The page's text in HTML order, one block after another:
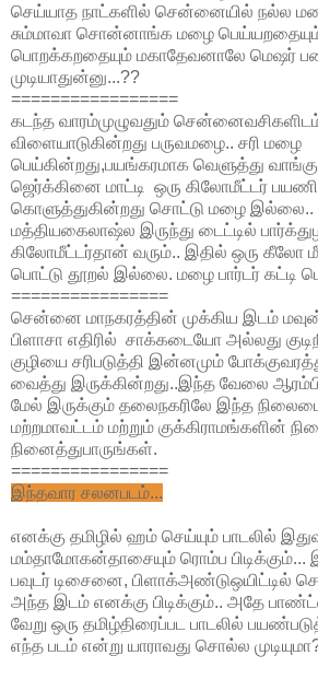
செய்யாத நாட்களில் சென்னையில் நல்ல
சும்மாவா சொன்னாங்க மழை
பொறக்கறதையும் மகாதேவனாலே மெஷர்
முடியாதுன்னு...??
=================
கடந்த வாரம்முழுவதும்
விளையாடுகின்றது பருவமழை.. சரி மழை
பெய்கின்றது,பயங்கரமாக வெளுத்து
ஜெர்க்கினை மாட்டி ஒரு கிலோமீட்டர்
கொளுத்துகின்றது சொட்டு மழை இல்லை..
மத்தியகைலாஷ்ல இருந்து டைட்டில்
கிலோமீட்டர்தான் வரும்.. இதில் ஒரு கீலோ
பொட்டு தூறல் இல்லை. மழை பார்டர் கட்டி
================
சென்னை மாநகரத்தின் முக்கிய இடம்
பிளாசா எதிரில் சாக்கடையோ அல்லது
குழியை சரிபடுத்தி இன்னமும்
வைத்து இருக்கின்றது..இந்த வேலை
மேல் இருக்கும் தலைநகரிலே இந்த
மற்றமாவட்டம் மற்றும் குக்கிராமங்களின்
நினைத்துபாருங்கள்.
================
இந்தவார சலனபடம்...
எனக்கு தமிழில் ஹம் செய்யும் பாடலில்
மம்தாமோகன்தாசையும் ரொம்ப
பவுடர் டிசைனை, பிளாக்அண்டுஒயிட்டில்
அந்த இடம் எனக்கு பிடிக்கும்.. அதே
வேறு ஒரு தமிழ்திரைப்பட பாடலில்
எந்த படம் என்று யாராவது சொல்ல